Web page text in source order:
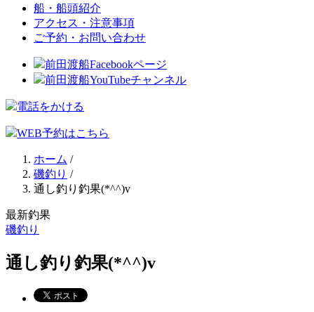
船・船頭紹介
アクセス・注意事項
ご予約・お問い合わせ
前田渡船Facebookページ
前田渡船YouTubeチャンネル
電話をかける
WEB予約はこちら
ホーム /
磯釣り /
通し釣り釣果(*^^)v
最新釣果
磯釣り
通し釣り釣果(*^^)v